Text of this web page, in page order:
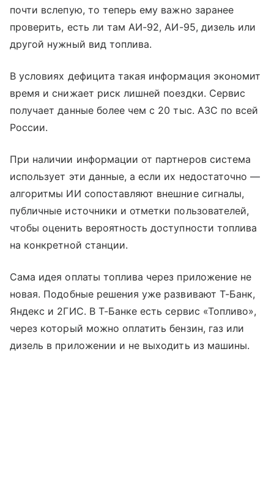
почти вслепую, то теперь ему важно заранее
проверить, есть ли там АИ-92, АИ-95, дизель или
другой нужный вид топлива.
В условиях дефицита такая информация экономит
время и снижает риск лишней поездки. Сервис
получает данные более чем с 20 тыс. АЗС по всей
России.
При наличии информации от партнеров система
использует эти данные, а если их недостаточно —
алгоритмы ИИ сопоставляют внешние сигналы,
публичные источники и отметки пользователей,
чтобы оценить вероятность доступности топлива
на конкретной станции.
Сама идея оплаты топлива через приложение не
новая. Подобные решения уже развивают Т-Банк,
Яндекс и 2ГИС. В Т-Банке есть сервис «Топливо»,
через который можно оплатить бензин, газ или
дизель в приложении и не выходить из машины.